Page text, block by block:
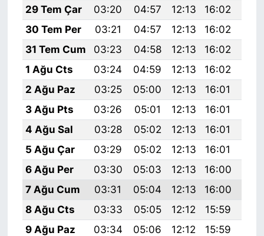
29 Tem Çar
03:20 04:57 12:13 16:02
30 Tem Per
03:21 04:57 12:13 16:02
31 Tem Cum
03:23 04:58 12:13 16:02
1 Ağu Cts
03:24 04:59 12:13 16:02
2 Ağu Paz
03:25 05:00 12:13 16:01
3 Ağu Pts
03:26 05:01 12:13 16:01
4 Ağu Sal
03:28 05:02 12:13 16:01
5 Ağu Çar
03:29 05:02 12:13 16:01
6 Ağu Per
03:30 05:03 12:13 16:00
7 Ağu Cum
03:31 05:04 12:13 16:00
8 Ağu Cts
03:33 05:05 12:12 15:59
9 Ağu Paz
03:34 05:06 12:12 15:59